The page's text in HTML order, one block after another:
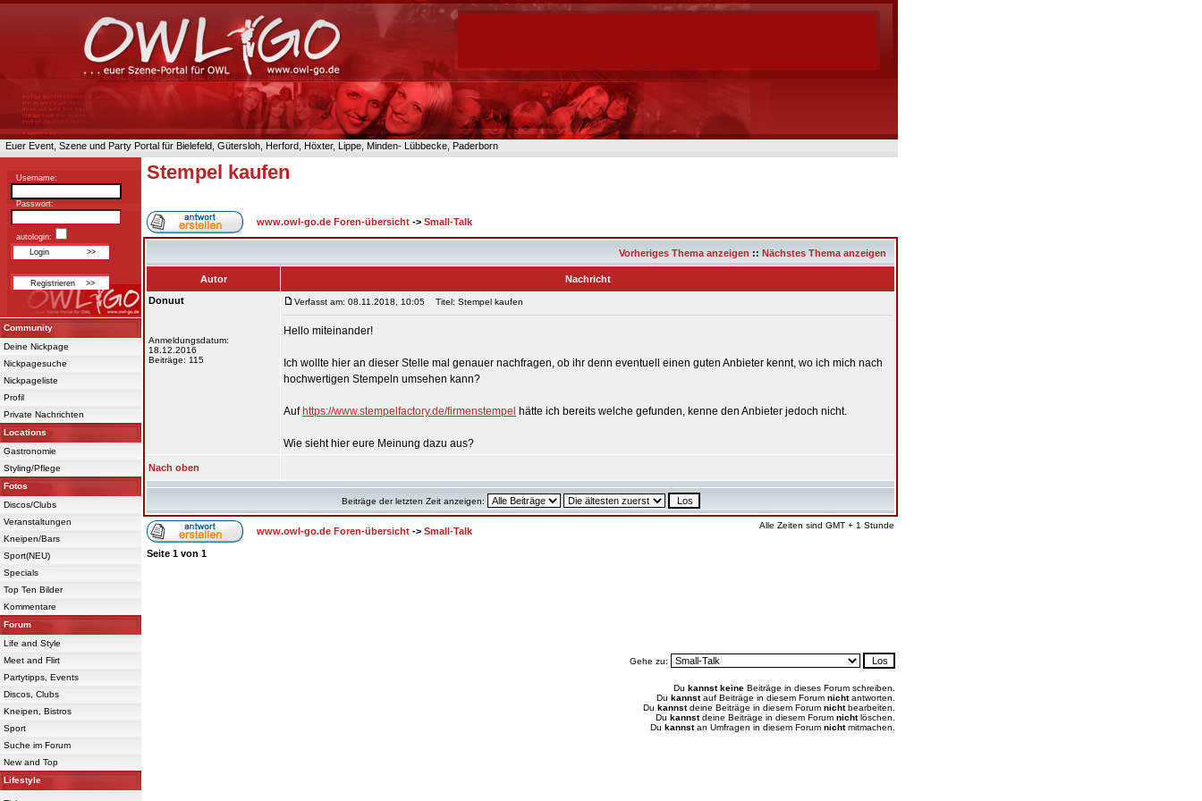
Euer Event, Szene und Party Portal für Bielefeld, Gütersloh, Herford, Höxter, Lippe, Minden- Lübbecke, Paderborn
Username:
Passwort:
autologin:
Community
Deine Nickpage
Nickpagesuche
Nickpageliste
Profil
Private Nachrichten
Locations
Gastronomie
Styling/Pflege
Fotos
Discos/Clubs
Veranstaltungen
Kneipen/Bars
Sport(NEU)
Specials
Top Ten Bilder
Kommentare
Forum
Life and Style
Meet and Flirt
Partytipps, Events
Discos, Clubs
Kneipen, Bistros
Sport
Suche im Forum
New and Top
Lifestyle
Stempel kaufen
www.owl-go.de Foren-übersicht -> Small-Talk
Vorheriges Thema anzeigen :: Nächstes Thema anzeigen
Autor
Nachricht
Donuut
Anmeldungsdatum:
18.12.2016
Beiträge: 115
Verfasst am: 08.11.2018, 10:05 Titel: Stempel kaufen
Hello miteinander!
Ich wollte hier an dieser Stelle mal genauer nachfragen, ob ihr denn eventuell einen guten Anbieter kennt, wo ich mich nach
hochwertigen Stempeln umsehen kann?
Auf https://www.stempelfactory.de/firmenstempel hätte ich bereits welche gefunden, kenne den Anbieter jedoch nicht.
Wie sieht hier eure Meinung dazu aus?
Nach oben
Beiträge der letzten Zeit anzeigen:
www.owl-go.de Foren-übersicht -> Small-Talk
Alle Zeiten sind GMT + 1 Stunde
Seite 1 von 1
Gehe zu:
Du kannst keine Beiträge in dieses Forum schreiben.
Du kannstauf Beiträge in diesem Forum nichtantworten.
Du kannstdeine Beiträge in diesem Forum nichtbearbeiten.
Du kannstdeine Beiträge in diesem Forum nichtlöschen.
Du kannstan Umfragen in diesem Forum nichtmitmachen.